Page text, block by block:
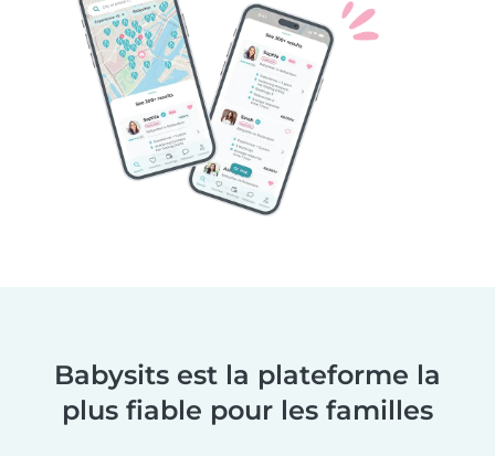
Babysits est la plateforme la
plus fiable pour les familles